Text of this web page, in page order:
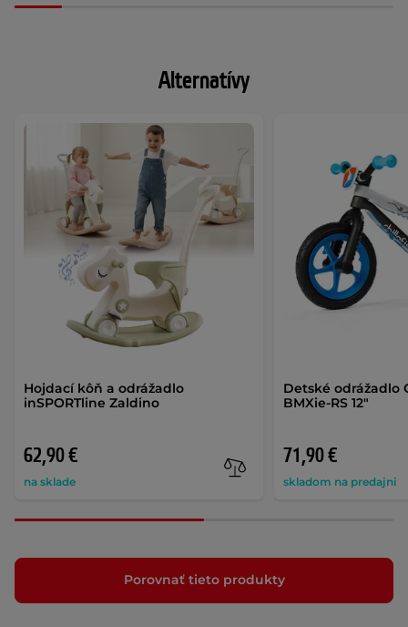
Alternatívy
Hojdací kôň a odrážadlo
inSPORTline Zaldino
62,90 €
na sklade
Detské odrážadlo
BMXie-RS 12"
71,90 €
skladom na predajni
Porovnať tieto produkty